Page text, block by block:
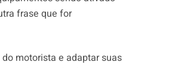
frase que for
motorista e adaptar suas